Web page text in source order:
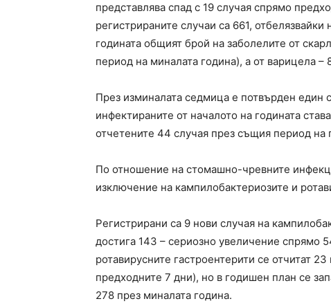
представлява спад с 19 случая спрямо
регистрираните случаи са 661,
годината общият брой на заболелите от
период на миналата година), а от варицела –
През изминалата седмица е потвърден
инфектираните от началото на годината
отчетените 44 случая през същия период на
По отношение на стомашно-чревните
изключение на кампилобактериозите и
Регистрирани са 9 нови случая на
достига 143 – сериозно увеличение спрямо
ротавирусните гастроентерити се отчитат
предходните 7 дни), но в годишен план се
278 през миналата година.